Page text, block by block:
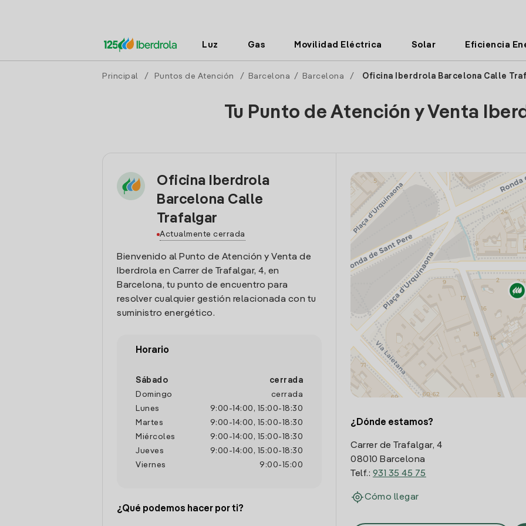
Luz Gas Movilidad Eléctrica Solar Eficiencia
Principal / Puntos de Atención / Barcelona / Barcelona / Oficina Iberdrola Barcelona Calle
Tu Punto de Atención y Venta
Oficina Iberdrola
Barcelona Calle
Trafalgar
Actualmente cerrada
Bienvenido al Punto de Atención y Venta de
Iberdrola en Carrer de Trafalgar, 4, en
Barcelona, tu punto de encuentro para
resolver cualquier gestión relacionada con tu
suministro energético.
Horario
Sábado
cerrada
Domingo
cerrada
Lunes
9:00 - 14:00 , 15:00- 18:30
Martes
9:00 - 14:00 , 15:00- 18:30
Miércoles
9:00 - 14:00 , 15:00- 18:30
Jueves
9:00 - 14:00 , 15:00- 18:30
Viernes
9:00- 15:00
¿Qué podemos hacer por ti?
¿Dónde estamos?
Carrer de Trafalgar, 4
08010 Barcelona
Telf.: 931 35 45 75
Cómo llegar